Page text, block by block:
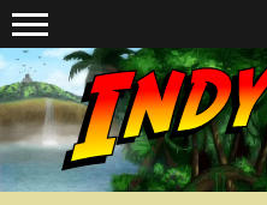
Suoraan sisältöön